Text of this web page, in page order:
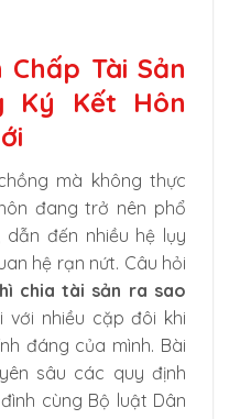
Tài Sản
Ký Kết Hôn
mà không thực
đang trở nên phổ
đến nhiều hệ lụy
hệ rạn nứt. Câu hỏi
chia tài sản ra sao
nhiều cặp đôi khi
đáng của mình. Bài
sâu các quy định
cùng Bộ luật Dân